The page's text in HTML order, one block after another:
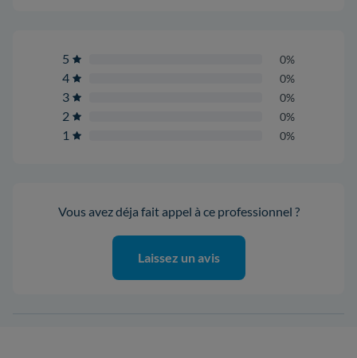
5 0%
4 0%
3 0%
2 0%
1 0%
Vous avez déja fait appel à ce professionnel ?
Laissez un avis